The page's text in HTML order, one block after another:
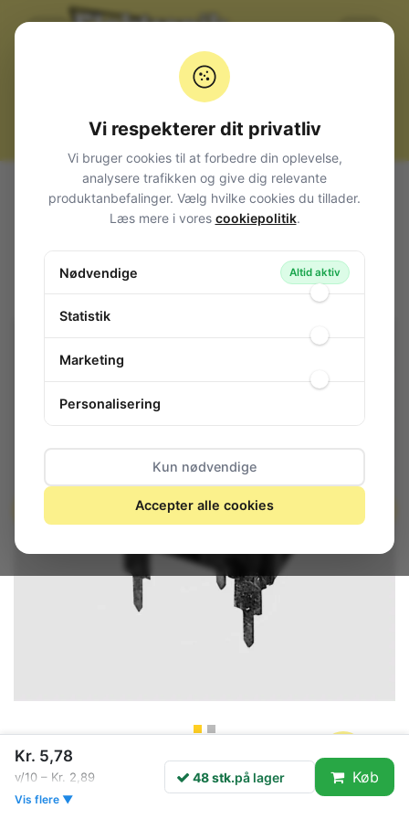
Alle produkter Komponenter
Potentiometer
Trimmere
Kulbane
CA14
Trimmer Side Adjust P10/5 5M
Trimmer Side Adjust P10/5 5M
48 stk.på lager
Kr. 5,78
v/10 – Kr. 2,89
Vis flere ▼
48 stk.på lager Køb
Vi respekterer dit privatliv
Vi bruger cookies til at forbedre din oplevelse,
analysere trafikken og give dig relevante
produktanbefalinger. Vælg hvilke cookies du tillader.
Læs mere i vores cookiepolitik.
Nødvendige Altid aktiv
Statistik
Marketing
Personalisering
Kun nødvendige
Accepter alle cookies